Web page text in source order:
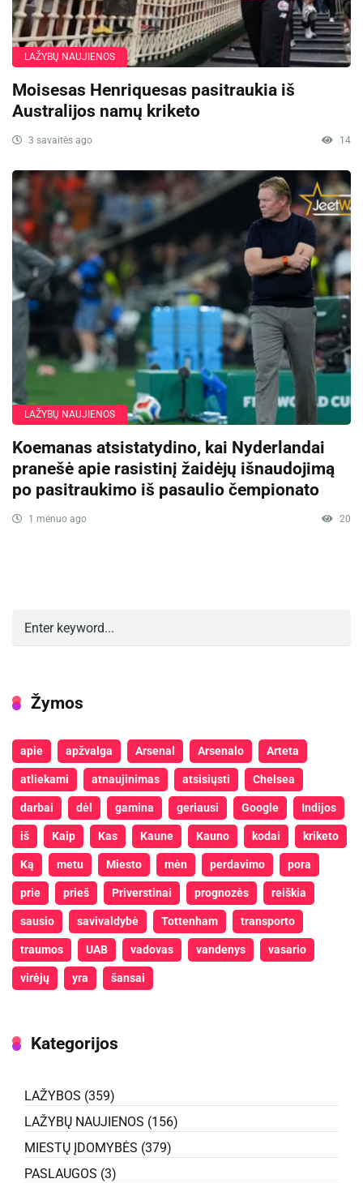
LAŽYBŲ NAUJIENOS
Moisesas Henriquesas pasitraukia iš
Australijos namų kriketo
3 savaitės ago 14
LAŽYBŲ NAUJIENOS
Koemanas atsistatydino, kai Nyderlandai
pranešė apie rasistinį žaidėjų išnaudojimą
po pasitraukimo iš pasaulio čempionato
1 mėnuo ago 20
Žymos
apie apžvalga Arsenal Arsenalo Arteta
atliekami atnaujinimas atsisiųsti Chelsea
darbai dėl gamina geriausi Google Indijos
iš Kaip Kas Kaune Kauno kodai kriketo
Ką metu Miesto mėn perdavimo pora
prie prieš Priverstinai prognozės reiškia
sausio savivaldybė Tottenham transporto
traumos UAB vadovas vandenys vasario
virėjų yra šansai
Kategorijos
LAŽYBOS (359)
LAŽYBŲ NAUJIENOS (156)
MIESTŲ ĮDOMYBĖS (379)
PASLAUGOS (3)